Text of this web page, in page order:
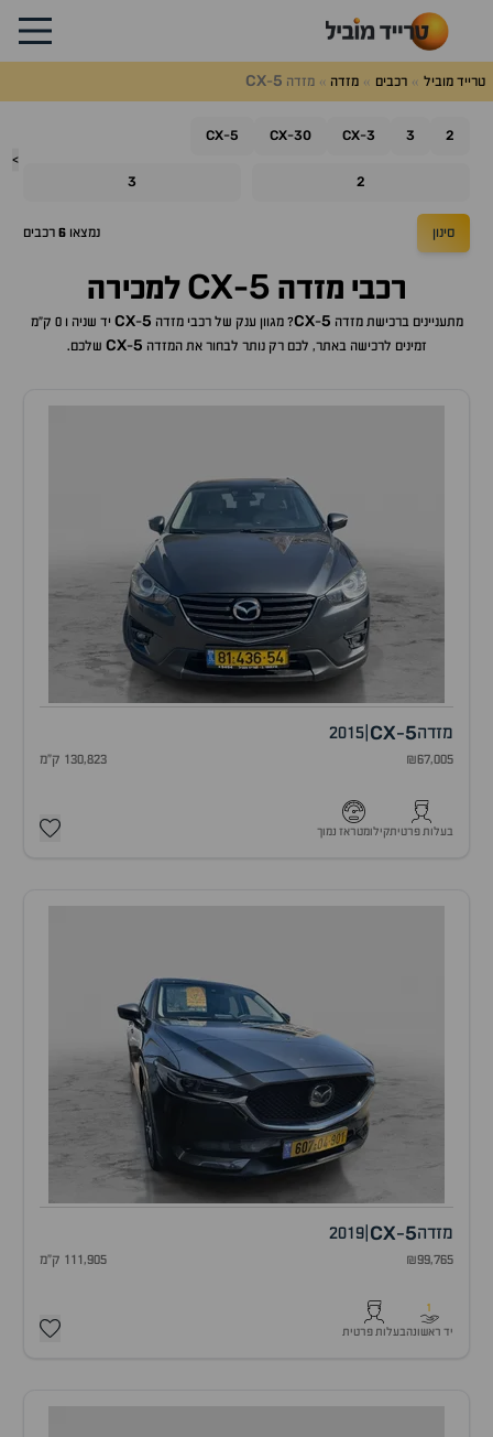
טרייד מוביל רכבים מזדה מזדה CX-5
>
2
3
CX-3
CX-30
CX-5
2
3
סינון נמצאו 6 רכבים
רכבי מזדה CX-5 למכירה
מתעניינים ברכישתמזדה CX-5 ? מגוון ענק של רכבימזדה CX-5
יד שניה ו 0 ק"מ
זמינים לרכישה באתר, לכם רק נותר לבחור את המזדה CX-5 שלכם.
מזדה CX-5
2015
₪67,005 130,823 ק"מ
בעלות פרטיתקילומטראז נמוך
מזדה CX-5
2019
₪99,765 111,905 ק"מ
1
יד ראשונהבעלות פרטית